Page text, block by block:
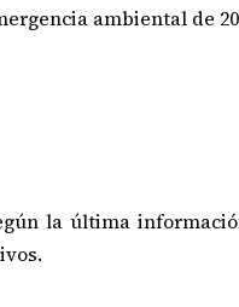
ambiental de
la última